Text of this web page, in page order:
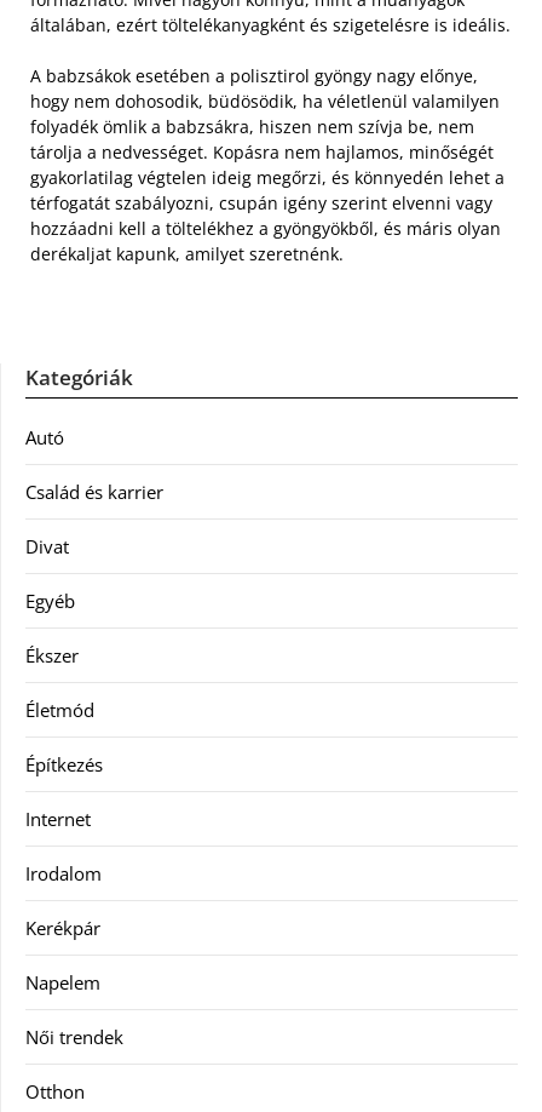
általában, ezért töltelékanyagként és szigetelésre is ideális.
A babzsákok esetében a polisztirol gyöngy nagy előnye,
hogy nem dohosodik, büdösödik, ha véletlenül valamilyen
folyadék ömlik a babzsákra, hiszen nem szívja be, nem
tárolja a nedvességet. Kopásra nem hajlamos, minőségét
gyakorlatilag végtelen ideig megőrzi, és könnyedén lehet a
térfogatát szabályozni, csupán igény szerint elvenni vagy
hozzáadni kell a töltelékhez a gyöngyökből, és máris olyan
derékaljat kapunk, amilyet szeretnénk.
Kategóriák
Autó
Család és karrier
Divat
Egyéb
Ékszer
Életmód
Építkezés
Internet
Irodalom
Kerékpár
Napelem
Női trendek
Otthon